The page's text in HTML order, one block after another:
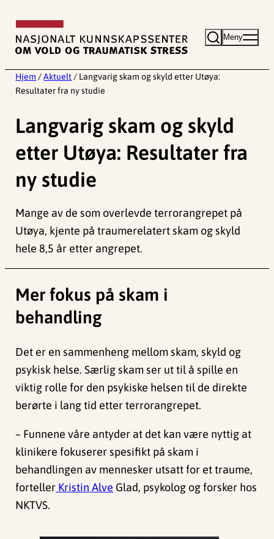
innhold
Meny
Hjem / Aktuelt / Langvarig skam og skyld etter Utøya:
Resultater fra ny studie
Langvarig skam og skyld
etter Utøya: Resultater fra
ny studie
Mange av de som overlevde terrorangrepet på
Utøya, kjente på traumerelatert skam og skyld
hele 8,5 år etter angrepet.
Mer fokus på skam i
behandling
Det er en sammenheng mellom skam,skyld og
psykisk helse.Særlig skamser ut til åspille en
viktig rolle for den psykiske helsen til de direkte
berørte i langtid etter terrorangrepet.
– Funnene våre antyder at det kan være nyttig at
klinikere fokuserer spesifikt på skam i
behandlingen av mennesker utsattfor ettraume,
forteller Kristin Alve Glad, psykolog ogforsker hos
NKTVS.